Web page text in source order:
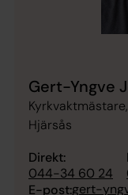
Gert-Yngve
Hjärsås
Direkt:
044-34 60 24
E-post:gert-